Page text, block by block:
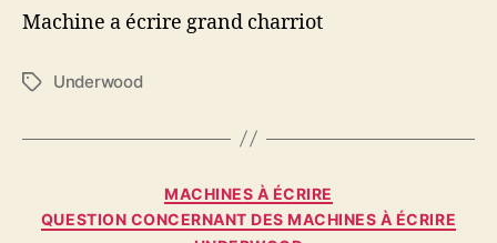
Machine a écrire grand charriot
Étiquettes
Underwood
Catégories
MACHINES À ÉCRIRE
QUESTION CONCERNANT DES MACHINES À ÉCRIRE